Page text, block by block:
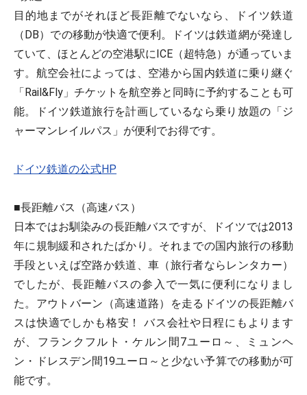
目的地までがそれほど長距離でないなら、ドイツ鉄道
（DB）での移動が快適で便利。ドイツは鉄道網が発達し
ていて、ほとんどの空港駅にICE（超特急）が通っていま
す。航空会社によっては、空港から国内鉄道に乗り継ぐ
「Rail&Fly」チケットを航空券と同時に予約することも可
能。ドイツ鉄道旅行を計画しているなら乗り放題の「ジ
ャーマンレイルパス」が便利でお得です。
ドイツ鉄道の公式HP
■長距離バス（高速バス）
日本ではお馴染みの長距離バスですが、ドイツでは2013
年に規制緩和されたばかり。それまでの国内旅行の移動
手段といえば空路か鉄道、車（旅行者ならレンタカー）
でしたが、長距離バスの参入で一気に便利になりまし
た。アウトバーン（高速道路）を走るドイツの長距離バ
スは快適でしかも格安！ バス会社や日程にもよります
が、フランクフルト・ケルン間7ユーロ～、ミュンヘ
ン・ドレスデン間19ユーロ～と少ない予算での移動が可
能です。